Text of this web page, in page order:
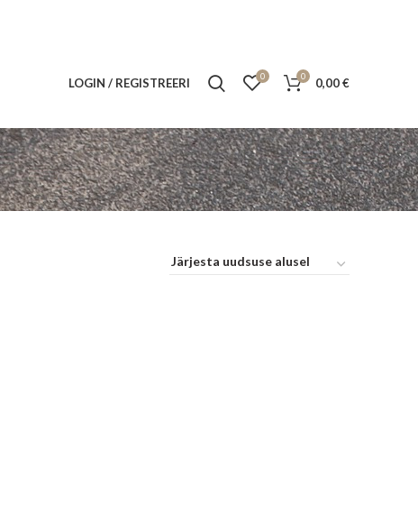
LOGIN / REGISTREERI 0 0 0,00€